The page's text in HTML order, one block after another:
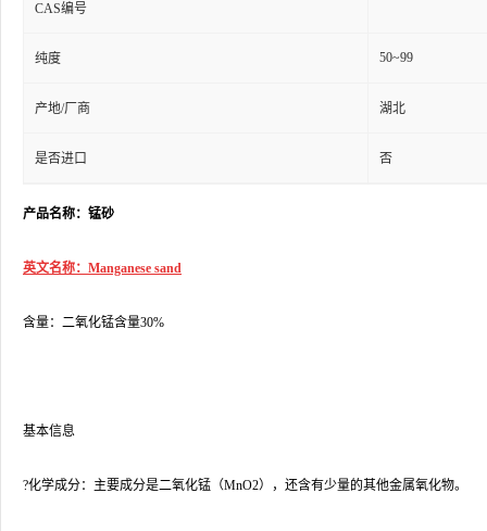
CAS编号
纯度 50~99
产地/厂商 湖北
是否进口 否
产品名称：锰砂
英文名称：Manganese sand
含量：二氧化锰含量30%
基本信息
?化学成分：主要成分是二氧化锰（MnO2），还含有少量的其他金属氧化物。